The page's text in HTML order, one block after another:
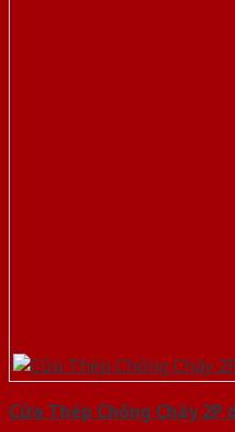
Cửa Thép Chống Cháy 2P